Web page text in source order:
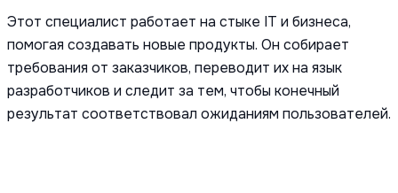
Этот специалист работает на стыке IT и бизнеса,
помогая создавать новые продукты. Он собирает
требования от заказчиков, переводит их на язык
разработчиков и следит за тем, чтобы конечный
результат соответствовал ожиданиям пользователей.